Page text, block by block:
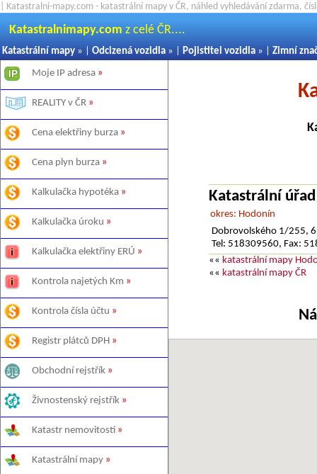
| Katastralni-mapy.com - katastrální mapy v ČR, náhled vyhledávání zdarma,
Katastralnimapy.com z celé ČR....
Katastrální mapy » | Odcizená vozidla » | Pojistitel vozidla » | Zimní
Moje IP adresa »
REALITY v ČR »
Cena elektřiny burza »
Cena plyn burza »
Kalkulačka hypotéka »
Kalkulačka úroku »
Kalkulačka elektřiny ERÚ »
Kontrola najetých Km »
Kontrola čísla účtu »
Registr plátců DPH »
Obchodní rejstřík »
Živnostenský rejstřík »
Katastr nemovitostí »
Katastrální mapy »
Katastrální
okres: Hodonín
Dobrovolského 1/255,
Tel: 518309560, Fax:
«« katastrální mapy
«« katastrální mapy ČR